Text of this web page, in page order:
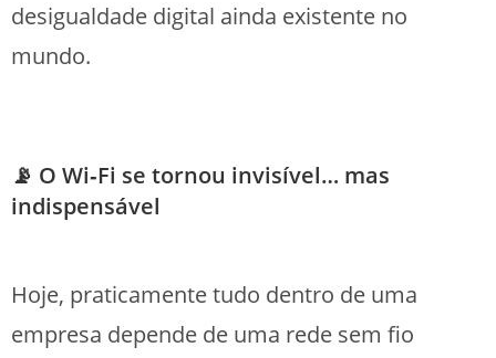
desigualdade digital ainda existente no
mundo.
📡 O Wi‑Fi se tornou invisível… mas
indispensável
Hoje, praticamente tudo dentro de uma
empresa depende de uma rede sem fio